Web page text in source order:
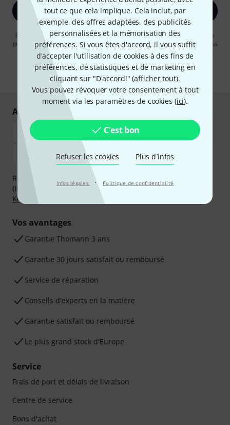
tout ce que cela implique. Cela inclut, par
exemple, des offres adaptées, des publicités
personnalisées et la mémorisation des
préférences. Si vous êtes d'accord, il vous suffit
d'accepter l'utilisation de cookies à des fins de
préférences, de statistiques et de marketing en
cliquant sur "D'accord!" (afficher tout).
Vous pouvez révoquer votre consentement à tout
moment via les paramètres de cookies (ici).
C'est bon
Refuser les cookies Plus d´infos
Infos légales · Politique de confidentialité
S'inscrire maintenant
En cliquant sur "S'inscrire maintenant", vous acceptez de recevoir des
publicités par e-mail. La désinscription est possible à tout moment. Vous
pouvez trouver plus d'informations à ce sujet dans notre
Politique de
confidentialité.
* Requis
Achetez et payez en toute sécurité
Réglez de manière sûre et sécurisée par Virement
(IBAN/BIC), PayPal, Amazon Pay,Klarna Payer Maintenant
Klarna Payer en 3 fois
ou Carte de crédit.
Vos avantages
Ga­ran­tie Thomann 3 ans
Garantie 30 jours satisfait ou remboursé
Service de réparation
Conseils d'experts en la matière
Garantie satisfait ou remboursé
Le plus grand stock d'Europe
Service
Frais de port et délais de livraison
Centre de service
Bons d'achat